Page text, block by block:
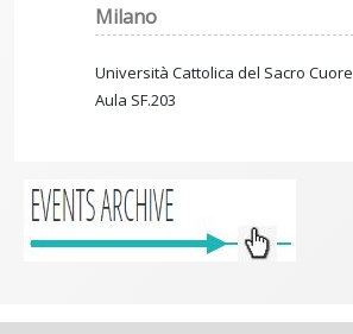
Milano
Università Cattolica del Sacro Cuore
Aula SF.203